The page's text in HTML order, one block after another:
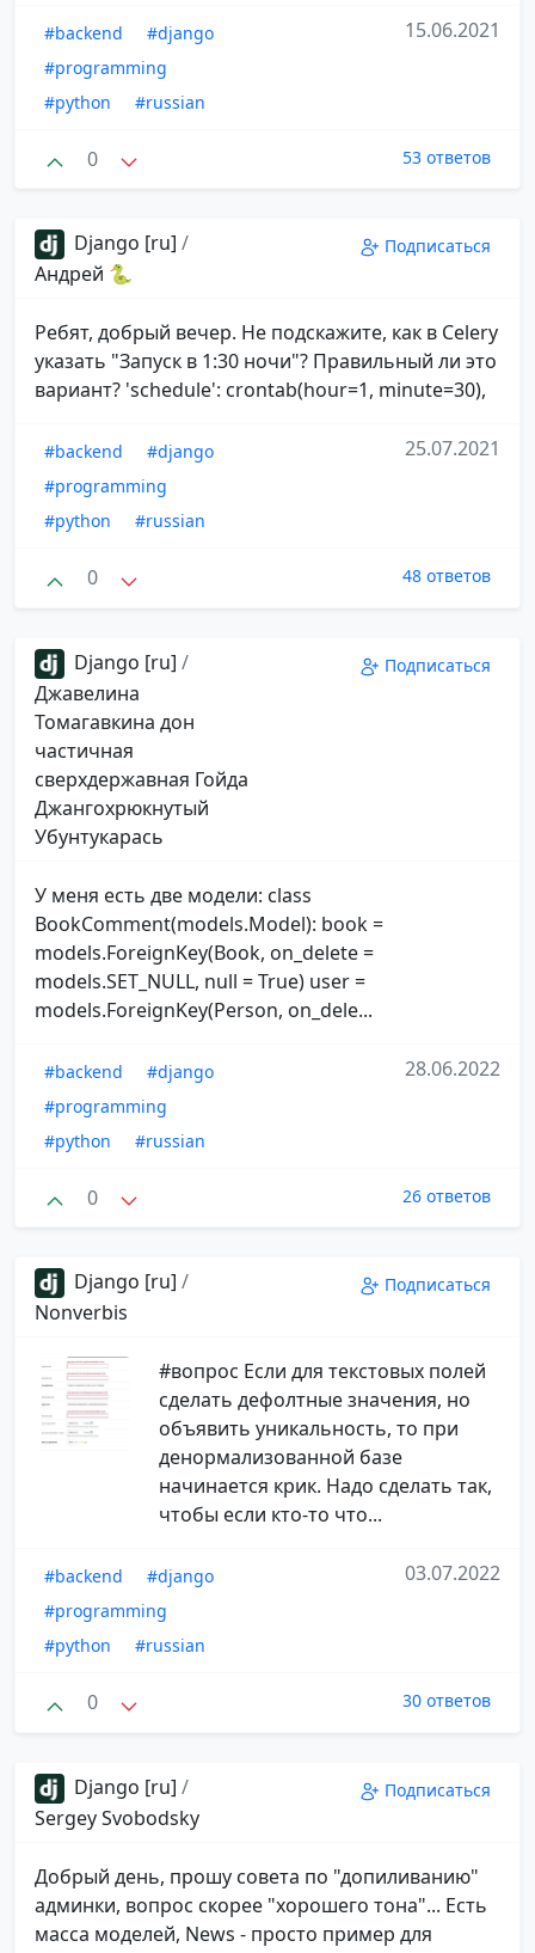
#backend
#django
#programming
#python
#russian
15.06.2021
0 53 ответов
Django [ru] /
Андрей 🐍
Подписаться
Ребят, добрый вечер. Не подскажите, как в Celery
указать "Запуск в 1:30 ночи"? Правильный ли это
вариант? 'schedule': crontab(hour=1, minute=30),
#backend
#django
#programming
#python
#russian
25.07.2021
0 48 ответов
Django [ru] /
Джавелина
Томагавкина дон
частичная
сверхдержавная Гойда
Джангохрюкнутый
Убунтукарась
Подписаться
У меня есть две модели: class
BookComment(models.Model): book =
models.ForeignKey(Book, on_delete =
models.SET_NULL, null = True) user =
models.ForeignKey(Person, on_dele...
#backend
#django
#programming
#python
#russian
28.06.2022
0 26 ответов
Django [ru] /
Nonverbis
Подписаться
#вопрос Если для текстовых полей
сделать дефолтные значения, но
объявить уникальность, то при
денормализованной базе
начинается крик. Надо сделать так,
чтобы если кто-то что...
#backend
#django
#programming
#python
#russian
03.07.2022
0 30 ответов
Django [ru] /
Sergey Svobodsky
Подписаться
Добрый день, прошу совета по "допиливанию"
админки, вопрос скорее "хорошего тона"... Есть
масса моделей, News - просто пример для